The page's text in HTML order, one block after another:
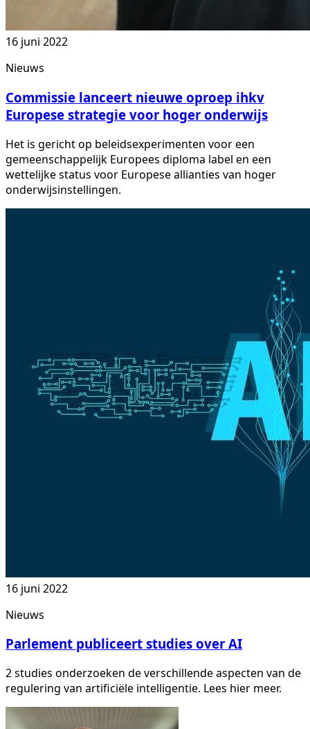
16 juni 2022
Nieuws
Commissie lanceert nieuwe oproep ihkv
Europese strategie voor hoger onderwijs
Het is gericht op beleidsexperimenten voor een
gemeenschappelijk Europees diploma label en een
wettelijke status voor Europese allianties van hoger
onderwijsinstellingen.
16 juni 2022
Nieuws
Parlement publiceert studies over AI
2 studies onderzoeken de verschillende aspecten van de
regulering van artificiële intelligentie. Lees hier meer.